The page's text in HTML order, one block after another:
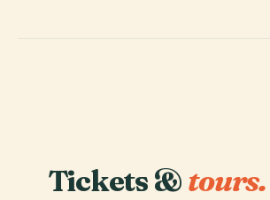
Tickets &tours.